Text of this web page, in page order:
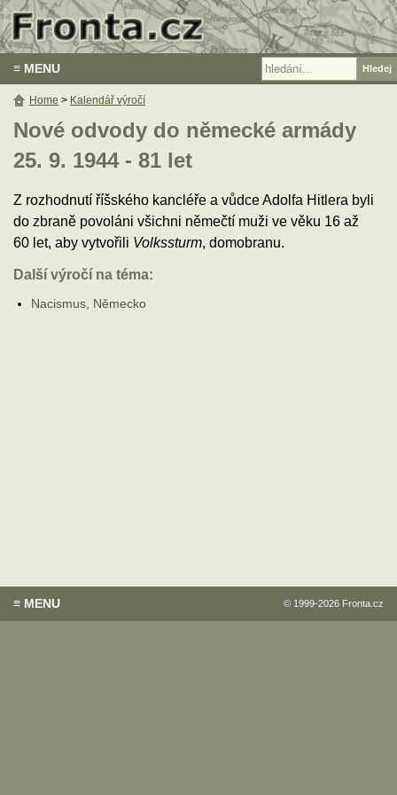
≡ MENU
Nové odvody do německé armády
25. 9. 1944 - 81 let
Z rozhodnutí říšského kancléře a vůdce Adolfa Hitlera byli
do zbraně povoláni všichni němečtí muži ve věku 16 až
60 let, aby vytvořili Volkssturm, domobranu.
Další výročí na téma:
Nacismus, Německo
Home > Kalendář výročí
© 1999-2026 Fronta.cz
≡ MENU